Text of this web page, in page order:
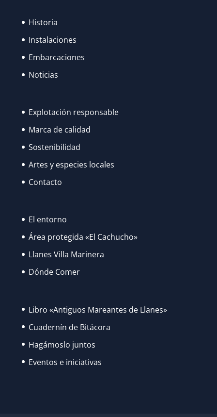
Historia
Instalaciones
Embarcaciones
Noticias
Explotación responsable
Marca de calidad
Sostenibilidad
Artes y especies locales
Contacto
El entorno
Área protegida «El Cachucho»
Llanes Villa Marinera
Dónde Comer
Libro «Antiguos Mareantes de Llanes»
Cuadernín de Bitácora
Hagámoslo juntos
Eventos e iniciativas